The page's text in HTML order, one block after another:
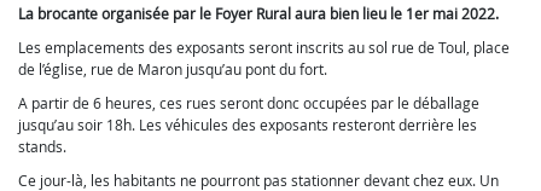
La brocante organisée par le Foyer Rural aura bien lieu le 1er mai 2022.
Les emplacements des exposants seront inscrits au sol rue de Toul, place
de l’église, rue de Maron jusqu’au pont du fort.
A partir de 6 heures, ces rues seront donc occupées par le déballage
jusqu’au soir 18h. Les véhicules des exposants resteront derrière les
stands.
Ce jour-là, les habitants ne pourront pas stationner devant chez eux. Un